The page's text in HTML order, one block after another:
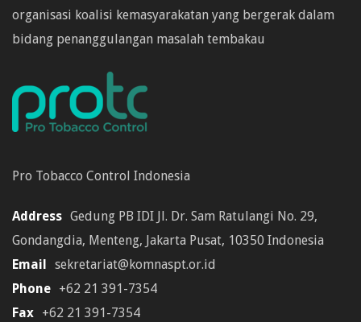
organisasi koalisi kemasyarakatan yang bergerak dalam
bidang penanggulangan masalah tembakau
Pro Tobacco Control Indonesia
Address Gedung PB IDI Jl. Dr. Sam Ratulangi No. 29,
Gondangdia, Menteng, Jakarta Pusat, 10350 Indonesia
Email
sekretariat@komnaspt.or.id
Phone +62 21 391-7354
Fax +62 21 391-7354